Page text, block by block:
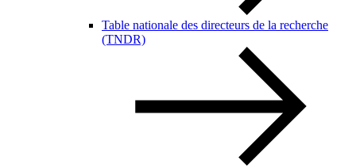
Table nationale des directeurs de la recherche
(TNDR)